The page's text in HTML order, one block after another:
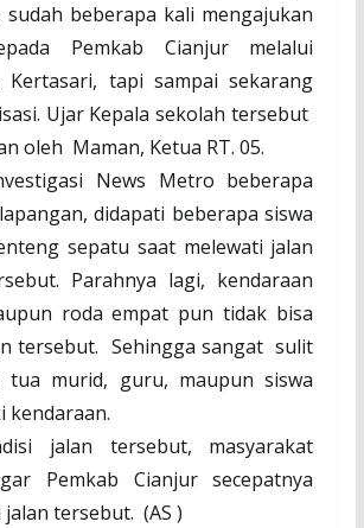
sudah beberapa kali mengajukan
Pemkab Cianjur melalui
Kertasari, tapi sampai sekarang
Ujar Kepala sekolah tersebut
oleh Maman, Ketua RT. 05.
News Metro beberapa
didapati beberapa siswa
sepatu saat melewati jalan
Parahnya lagi, kendaraan
roda empat pun tidak bisa
tersebut. Sehingga sangat sulit
murid, guru, maupun siswa
kendaraan.
jalan tersebut, masyarakat
Pemkab Cianjur secepatnya
tersebut. (AS )